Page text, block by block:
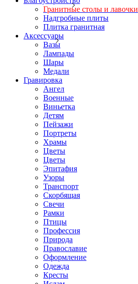
Гранитные столы и лавочки
Надгробные плиты
Плитка гранитная
Аксессуары
Вазы
Лампады
Шары
Медали
Гравировка
Ангел
Военные
Виньетка
Детям
Пейзажи
Портреты
Храмы
Цветы
Цветы
Эпитафия
Узоры
Транспорт
Скорбящая
Свечи
Рамки
Птицы
Профессия
Природа
Православие
Оформление
Одежда
Кресты